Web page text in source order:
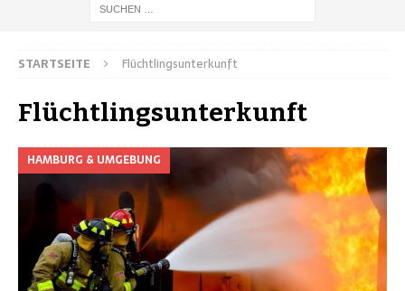
STARTSEITE Flüchtlingsunterkunft
Flüchtlingsunterkunft
HAMBURG & UMGEBUNG